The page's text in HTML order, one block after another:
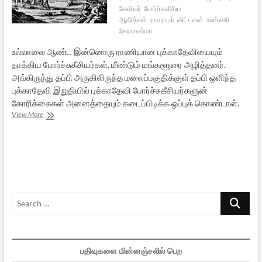
சேவியர் போர்ச்சுகீசிய
ஆதிக்கம் ராமராயர் விட்டலன் உண்ணி
கேரளவர்மா
உல்லாலை ஆண்ட இன்னொரு ராணியான புக்காதேவியையும்
தாக்கிய போர்ச்சுகீசியர்கள். மீண்டும் மங்களூரை அழித்தனர்.
அங்கிருந்து தப்பி அருகிலிருந்த மலைப்பகுதிக்குள் தப்பி ஒளிந்த
புக்காதேவி இறுதியில் புக்காதேவி போர்ச்சுகீசியர்களுன்
கோரிக்கைகள் அனைத்தையும் கடைப்பிடிக்க ஒப்புக் கொண்டாள்.
View Moreகொலைகாரக்
Search
பதிவுகளை மின்னஞ்சலில் பெற